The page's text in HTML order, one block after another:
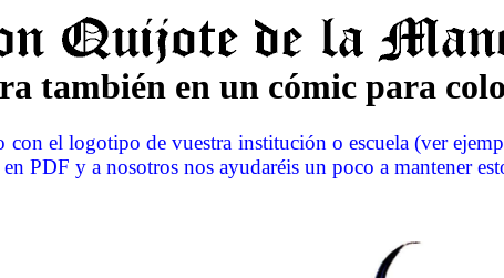
también en un cómic para
con el logotipo de vuestra institución o escuela (ver
PDF y a nosotros nos ayudaréis un poco a mantener